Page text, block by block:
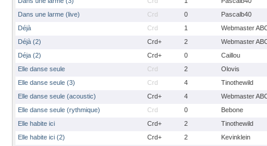
Dans une larme (live)
Crd 0
Pascalb40
Déjà
Crd 1
Webmaster
Déjà (2)
Crd+ 2
Webmaster
Déja (2)
Crd+ 0
Caillou
Elle danse seule
Crd 2
Olovis
Elle danse seule (3)
Crd 4
Tinothewild
Elle danse seule (acoustic)
Crd+ 4
Webmaster
Elle danse seule (rythmique)
Crd 0
Bebone
Elle habite ici
Crd+ 2
Tinothewild
Elle habite ici (2)
Crd+ 2
Kevinklein